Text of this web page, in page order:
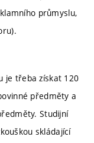
průmyslu,
je třeba získat 120
předměty a
Studijní
skládající